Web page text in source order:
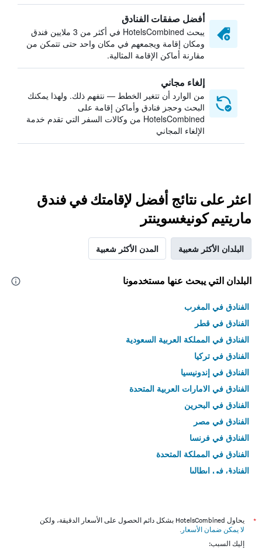
أفضل صفقات الفنادق
يبحث HotelsCombined في أكثر من 3 ملايين فندق
ومكان إقامة ويجمعهم في مكان واحد حتى تتمكن من
مقارنة أماكن الإقامة المثالية.
إلغاء مجاني
من الوارد أن تتغير الخطط — نتفهم ذلك. ولهذا يمكنك
البحث وحجز فنادق وأماكن إقامة على
HotelsCombined من وكالات السفر التي تقدم خدمة
الإلغاء المجاني
اعثر على نتائج أفضل لإقامتك في فندق
ماريتيم كونيغسوينتر
البلدان الأكثر شعبية المدن الأكثر شعبية
البلدان التي يبحث عنها مستخدمونا
الفنادق في المغرب
الفنادق في قطر
الفنادق في المملكة العربية السعودية
الفنادق في تركيا
الفنادق في إندونيسيا
الفنادق في الامارات العربية المتحدة
الفنادق في البحرين
الفنادق في مصر
الفنادق في فرنسا
الفنادق في المملكة المتحدة
الفنادق في إيطاليا
*
يحاول HotelsCombined بشكل دائم الحصول على الأسعار الدقيقة، ولكن
لا يمكن ضمان الأسعار .
إليك السبب: